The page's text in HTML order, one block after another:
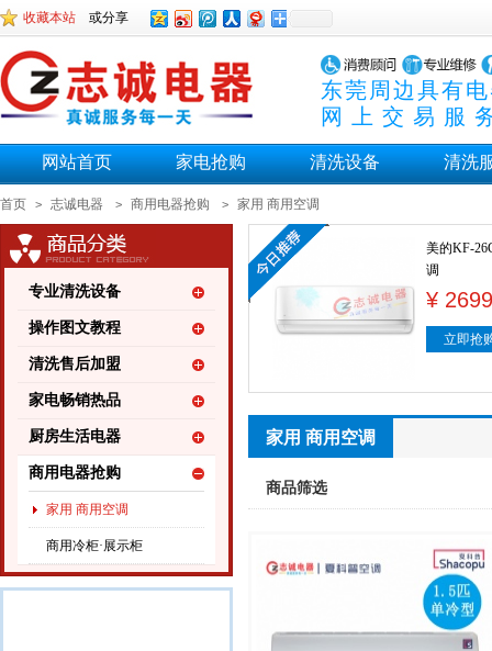
收藏本站 或分享
东莞周边具有
网上交易服
网站首页 家电抢购 清洗设备 清洗
首页 > 志诚电器 > 商用电器抢购 > 家用 商用空调
专业清洗设备
操作图文教程
清洗售后加盟
家电畅销热品
厨房生活电器
商用电器抢购
家用 商用空调
商用冷柜·展示柜
美的KF-
调
¥ 2699
立即抢
家用 商用空调
商品筛选